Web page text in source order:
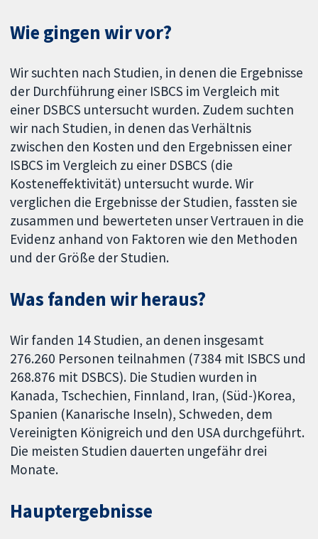
Wie gingen wir vor?
Wir suchten nach Studien, in denen die Ergebnisse
der Durchführung einer ISBCS im Vergleich mit
einer DSBCS untersucht wurden. Zudem suchten
wir nach Studien, in denen das Verhältnis
zwischen den Kosten und den Ergebnissen einer
ISBCS im Vergleich zu einer DSBCS (die
Kosteneffektivität) untersucht wurde. Wir
verglichen die Ergebnisse der Studien, fassten sie
zusammen und bewerteten unser Vertrauen in die
Evidenz anhand von Faktoren wie den Methoden
und der Größe der Studien.
Was fanden wir heraus?
Wir fanden 14 Studien, an denen insgesamt
276.260 Personen teilnahmen (7384 mit ISBCS und
268.876 mit DSBCS). Die Studien wurden in
Kanada, Tschechien, Finnland, Iran, (Süd-)Korea,
Spanien (Kanarische Inseln), Schweden, dem
Vereinigten Königreich und den USA durchgeführt.
Die meisten Studien dauerten ungefähr drei
Monate.
Hauptergebnisse